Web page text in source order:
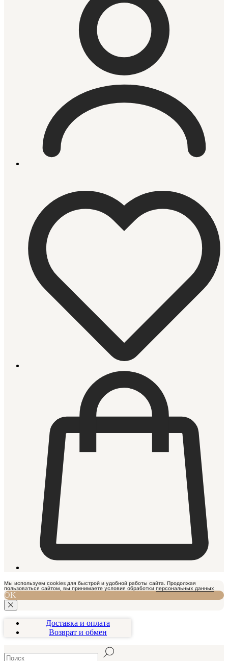
Мы используем cookies для быстрой и удобной работы сайта. Продолжая
пользоваться сайтом, вы принимаете условия обработки персональных данных
OK
Доставка и оплата
Возврат и обмен